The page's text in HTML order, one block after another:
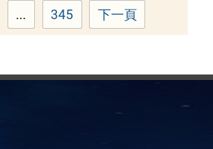
... Page
345 下一頁